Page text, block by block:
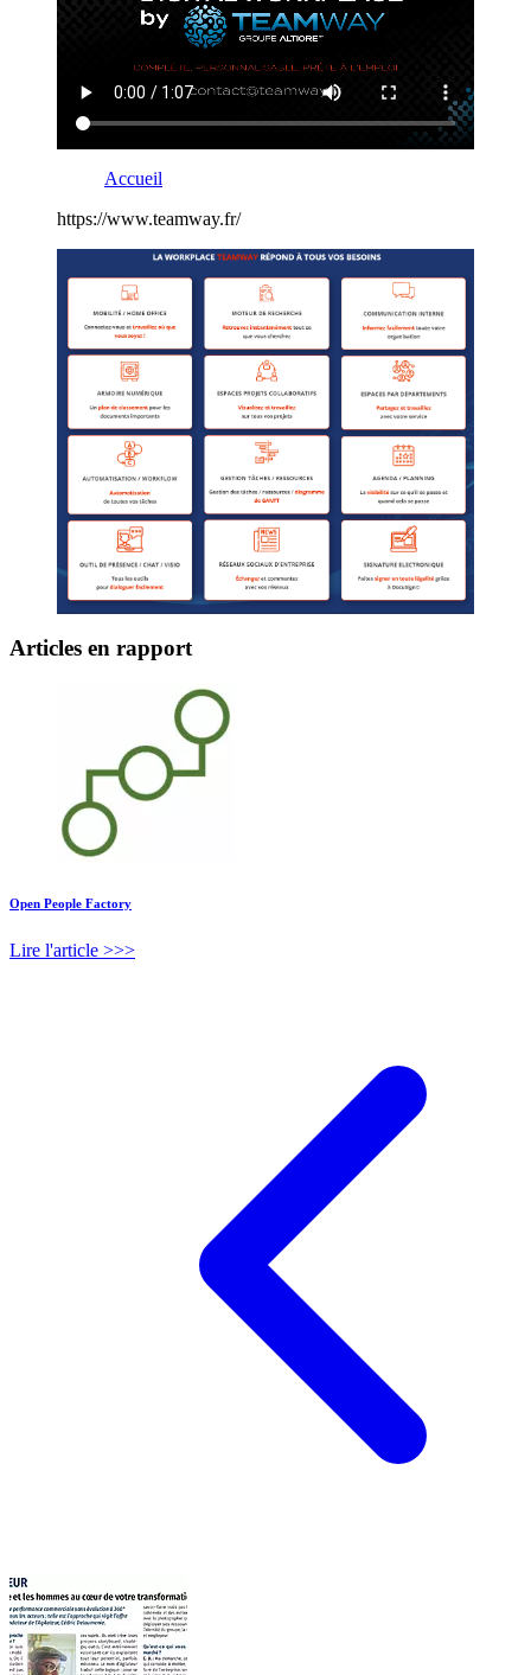
Accueil
https://www.teamway.fr/
Articles en rapport
Open People Factory
Lire l'article >>>